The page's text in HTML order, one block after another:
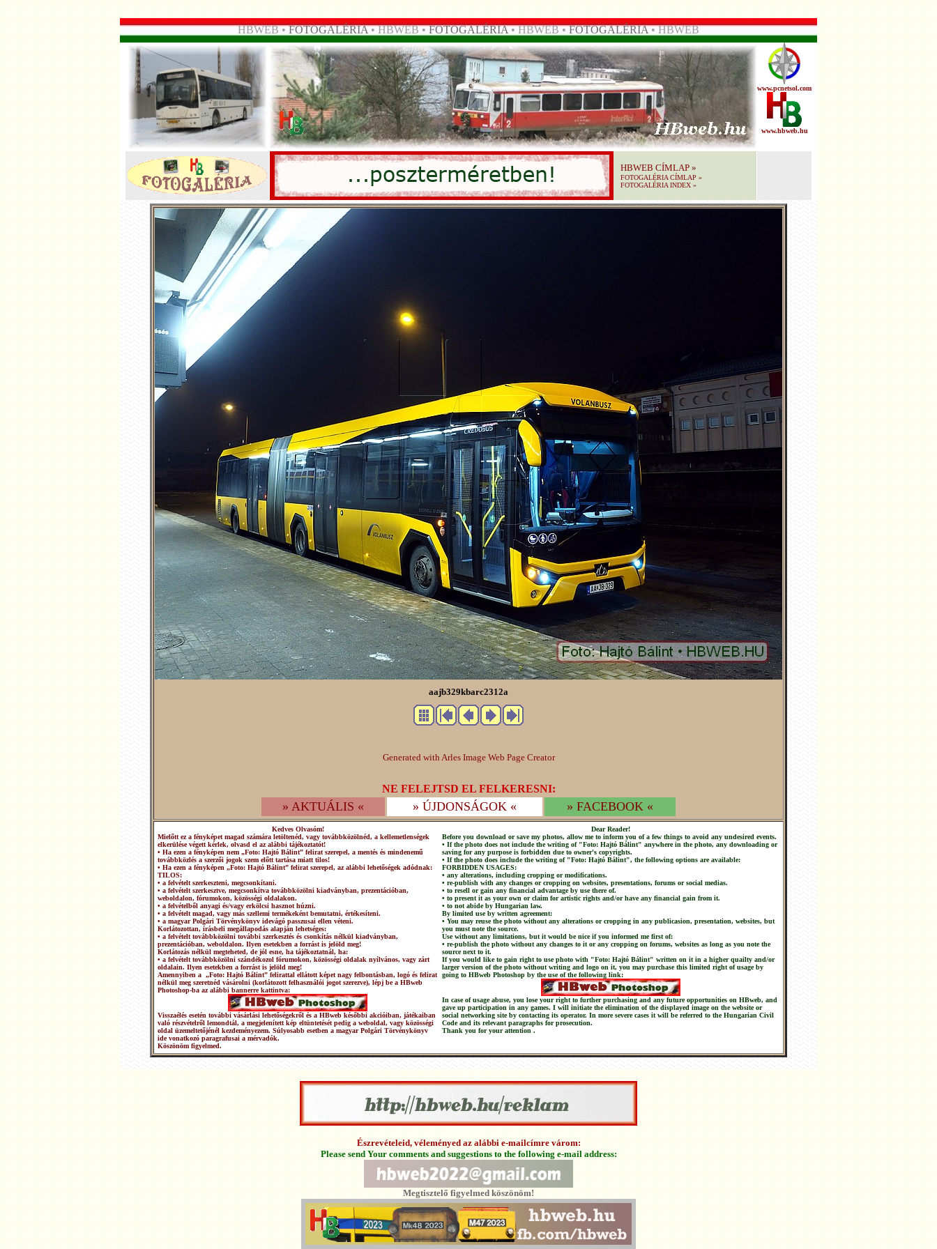
HBWEB •FOTOGALÉRIA• HBWEB •FOTOGALÉRIA• HBWEB •FOTOGALÉRIA• HBWEB
www.pcnetsol.com
www.hbweb.hu
HBWEB CÍMLAP »
FOTOGALÉRIA CÍMLAP »
FOTOGALÉRIA INDEX »
aajb329kbarc2312a
Generated with Arles Image Web Page Creator
NE FELEJTSD EL FELKERESNI:
» AKTUÁLIS « » ÚJDONSÁGOK « » FACEBOOK «
Kedves Olvasóm!
Mielőtt ez a fényképet magad számára letöltenéd, vagy továbbközölnéd, a kellemetlenségek
elkerülése végett kérlek, olvasd el az alábbi tájékoztatót!
• Ha ezen a fényképen nem „Foto: Hajtó Bálint” felirat szerepel, a mentés és mindenemű
továbbközlés a szerzői jogok szem előtt tartása miatt tilos!
• Ha ezen a fényképen „Foto: Hajtó Bálint” felirat szerepel, az alábbi lehetőségek adódnak:
TILOS:
• a felvételt szerkeszteni, megcsonkítani.
• a felvételt szerkesztve, megcsonkítva továbbközölni kiadványban, prezentációban,
weboldalon, fórumokon, közösségi oldalakon.
• a felvételből anyagi és/vagy erkölcsi hasznot húzni.
• a felvételt magad, vagy más szellemi termékeként bemutatni, értékesíteni.
• a magyar Polgári Törvénykönyv idevágó passzusai ellen véteni.
Korlátozottan, írásbeli megállapodás alapján lehetséges:
• a felvételt továbbközölni további szerkesztés és csonkítás nélkül kiadványban,
prezentációban, weboldalon. Ilyen esetekben a forrást is jelöld meg!
Korlátozás nélkül megteheted, de jól esne, ha tájékoztatnál, ha:
• a felvételt továbbközölni szándékozol fórumokon, közösségi oldalak nyílvános, vagy zárt
oldalain. Ilyen esetekben a forrást is jelöld meg!
Amennyiben a „Foto: Hajtó Bálint” felirattal ellátott képet nagy felbontásban, logó és felirat
nélkül meg szeretnéd vásárolni (korlátozott felhasználói jogot szerezve), lépj be a HBweb
Photoshop-ba az alábbi bannerre kattintva:
Visszaélés esetén további vásárlási lehetőségekről és a HBweb későbbi akcióiban, játékaiban
való részvételről lemondtál, a megjelenített kép eltüntetését pedig a weboldal, vagy közösségi
oldal üzemeltetőjénél kezdeményezem. Súlyosabb esetben a magyar Polgári Törvénykönyv
ide vonatkozó paragrafusai a mérvadók.
Köszönöm figyelmed.
Dear Reader!
Before you download or save my photos, allow me to inform you of a few things to avoid any undesired events.
• If the photo does not include the writing of "Foto: Hajtó Bálint" anywhere in the photo, any downloading or
saving for any purpose is forbidden due to owner's copyrights.
• If the photo does include the writing of "Foto: Hajtó Bálint", the following options are available:
FORBIDDEN USAGES:
• any alterations, including cropping or modifications.
• re-publish with any changes or cropping on websites, presentations, forums or social medias.
• to resell or gain any financial advantage by use there of.
• to present it as your own or claim for artistic rights and/or have any financial gain from it.
• to not abide by Hungarian law.
By limited use by written agreement:
• You may reuse the photo without any alterations or cropping in any publicasion, presentation, websites, but
you must note the source.
Use without any limitations, but it would be nice if you informed me first of:
• re-publish the photo without any changes to it or any cropping on forums, websites as long as you note the
source next to it.
If you would like to gain right to use photo with "Foto: Hajtó Bálint" written on it in a higher quailty and/or
larger version of the photo without writing and logo on it, you may purchase this limited right of usage by
going to HBweb Photoshop by the use of the following link:
In case of usage abuse, you lose your right to further purchasing and any future opportunities on HBweb, and
gave up participation in any games. I will initiate the elimination of the displayed image on the website or
social networking site by contacting its operator. In more severe cases it will be referred to the Hungarian Civil
Code and its relevant paragraphs for prosecution.
Thank you for your attention .
Észrevételeid, véleményed az alábbi e-mailcímre várom:
Please send Your comments and suggestions to the following e-mail address:
Megtisztelő figyelmed köszönöm!